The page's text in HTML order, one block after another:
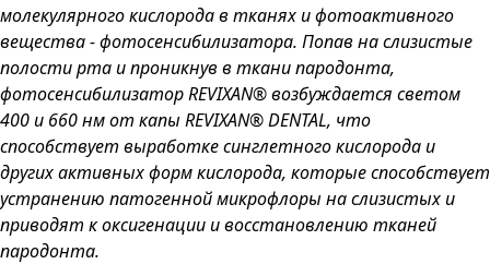
молекулярного кислорода в тканях и фотоактивного
вещества - фотосенсибилизатора. Попав на слизистые
полости рта и проникнув в ткани пародонта,
фотосенсибилизатор REVIXAN® возбуждается светом
400 и 660 нм от капы REVIXAN® DENTAL, что
способствует выработке синглетного кислорода и
других активных форм кислорода, которые способствует
устранению патогенной микрофлоры на слизистых и
приводят к оксигенации и восстановлению тканей
пародонта.